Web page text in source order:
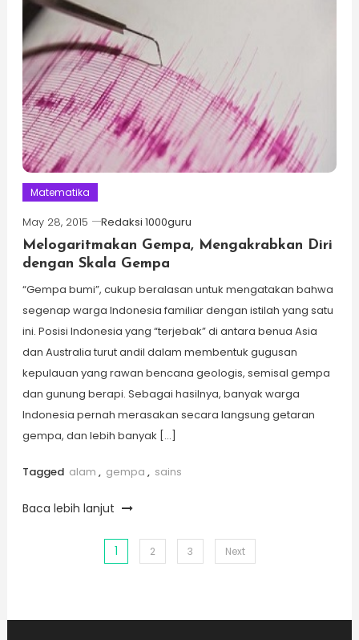
Matematika
May 28, 2015
Redaksi 1000guru
Melogaritmakan Gempa, Mengakrabkan Diri
dengan Skala Gempa
“Gempa bumi”, cukup beralasan untuk mengatakan bahwa
segenap warga Indonesia familiar dengan istilah yang satu
ini. Posisi Indonesia yang “terjebak” di antara benua Asia
dan Australia turut andil dalam membentuk gugusan
kepulauan yang rawan bencana geologis, semisal gempa
dan gunung berapi. Sebagai hasilnya, banyak warga
Indonesia pernah merasakan secara langsung getaran
gempa, dan lebih banyak […]
Tagged alam , gempa , sains
Baca lebih lanjut
1 2 3 Next